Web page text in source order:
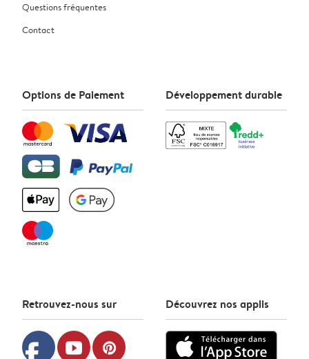
Questions fréquentes
Contact
Options de Paiement Développement durable
Retrouvez-nous sur
youtube pinterest
Découvrez nos applis